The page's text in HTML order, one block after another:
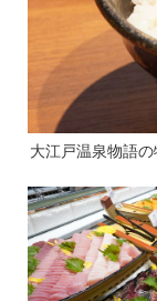
大江戸温泉物語